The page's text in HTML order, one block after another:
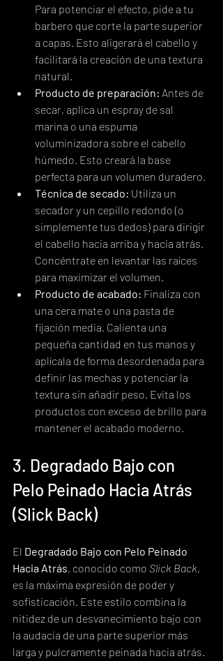
Para potenciar el efecto, pide a tu
barbero que corte la parte superior
a capas. Esto aligerará el cabello y
facilitará la creación de una textura
natural.
Producto de preparación: Antes de
secar, aplica un espray de sal
marina o una espuma
voluminizadora sobre el cabello
húmedo. Esto creará la base
perfecta para un volumen duradero.
Técnica de secado: Utiliza un
secador y un cepillo redondo (o
simplemente tus dedos) para dirigir
el cabello hacia arriba y hacia atrás.
Concéntrate en levantar las raíces
para maximizar el volumen.
Producto de acabado: Finaliza con
una cera mate o una pasta de
fijación media. Calienta una
pequeña cantidad en tus manos y
aplícala de forma desordenada para
definir las mechas y potenciar la
textura sin añadir peso. Evita los
productos con exceso de brillo para
mantener el acabado moderno.
3. Degradado Bajo con
Pelo Peinado Hacia Atrás
(Slick Back)
El Degradado Bajo con Pelo Peinado
Hacia Atrás, conocido como Slick Back,
es la máxima expresión de poder y
sofisticación. Este estilo combina la
nitidez de un desvanecimiento bajo con
la audacia de una parte superior más
larga y pulcramente peinada hacia atrás.